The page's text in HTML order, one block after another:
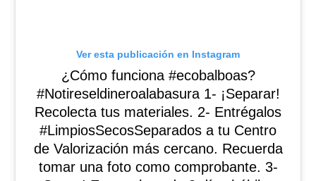
Ver esta publicación en Instagram
¿Cómo funciona #ecobalboas?
#Notireseldineroalabasura 1- ¡Separar!
Recolecta tus materiales. 2- Entrégalos
#LimpiosSecosSeparados a tu Centro
de Valorización más cercano. Recuerda
tomar una foto como comprobante. 3-